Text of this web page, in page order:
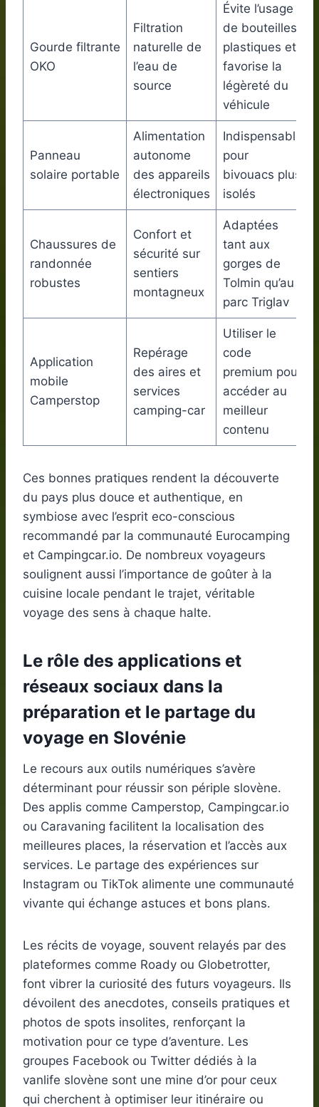
Gourde filtrante
OKO
Filtration
naturelle de
l’eau de
source
Évite l’usage
de bouteilles
plastiques et
favorise la
légèreté du
véhicule
Panneau
solaire portable
Alimentation
autonome
des appareils
électroniques
Indispensable
pour
bivouacs plus
isolés
Chaussures de
randonnée
robustes
Confort et
sécurité sur
sentiers
montagneux
Adaptées
tant aux
gorges de
Tolmin qu’au
parc Triglav
Application
mobile
Camperstop
Repérage
des aires et
services
camping-car
Utiliser le
code
premium pour
accéder au
meilleur
contenu
Ces bonnes pratiques rendent la découverte
du pays plus douce et authentique, en
symbiose avec l’esprit eco-conscious
recommandé par la communauté Eurocamping
et Campingcar.io. De nombreux voyageurs
soulignent aussi l’importance de goûter à la
cuisine locale pendant le trajet, véritable
voyage des sens à chaque halte.
Le rôle des applications et
réseaux sociaux dans la
préparation et le partage du
voyage en Slovénie
Le recours aux outils numériques s’avère
déterminant pour réussir son périple slovène.
Des applis comme Camperstop, Campingcar.io
ou Caravaning facilitent la localisation des
meilleures places, la réservation et l’accès aux
services. Le partage des expériences sur
Instagram ou TikTok alimente une communauté
vivante qui échange astuces et bons plans.
Les récits de voyage, souvent relayés par des
plateformes comme Roady ou Globetrotter,
font vibrer la curiosité des futurs voyageurs. Ils
dévoilent des anecdotes, conseils pratiques et
photos de spots insolites, renforçant la
motivation pour ce type d’aventure. Les
groupes Facebook ou Twitter dédiés à la
vanlife slovène sont une mine d’or pour ceux
qui cherchent à optimiser leur itinéraire ou